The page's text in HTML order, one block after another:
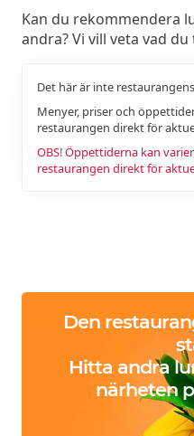
Kan du rekommendera
andra? Vi vill veta vad
Det här är inte
Menyer, priser och
restaurangen direkt för
OBS! Öppettiderna kan
restaurangen direkt för
Den
Hitta andra
närheten